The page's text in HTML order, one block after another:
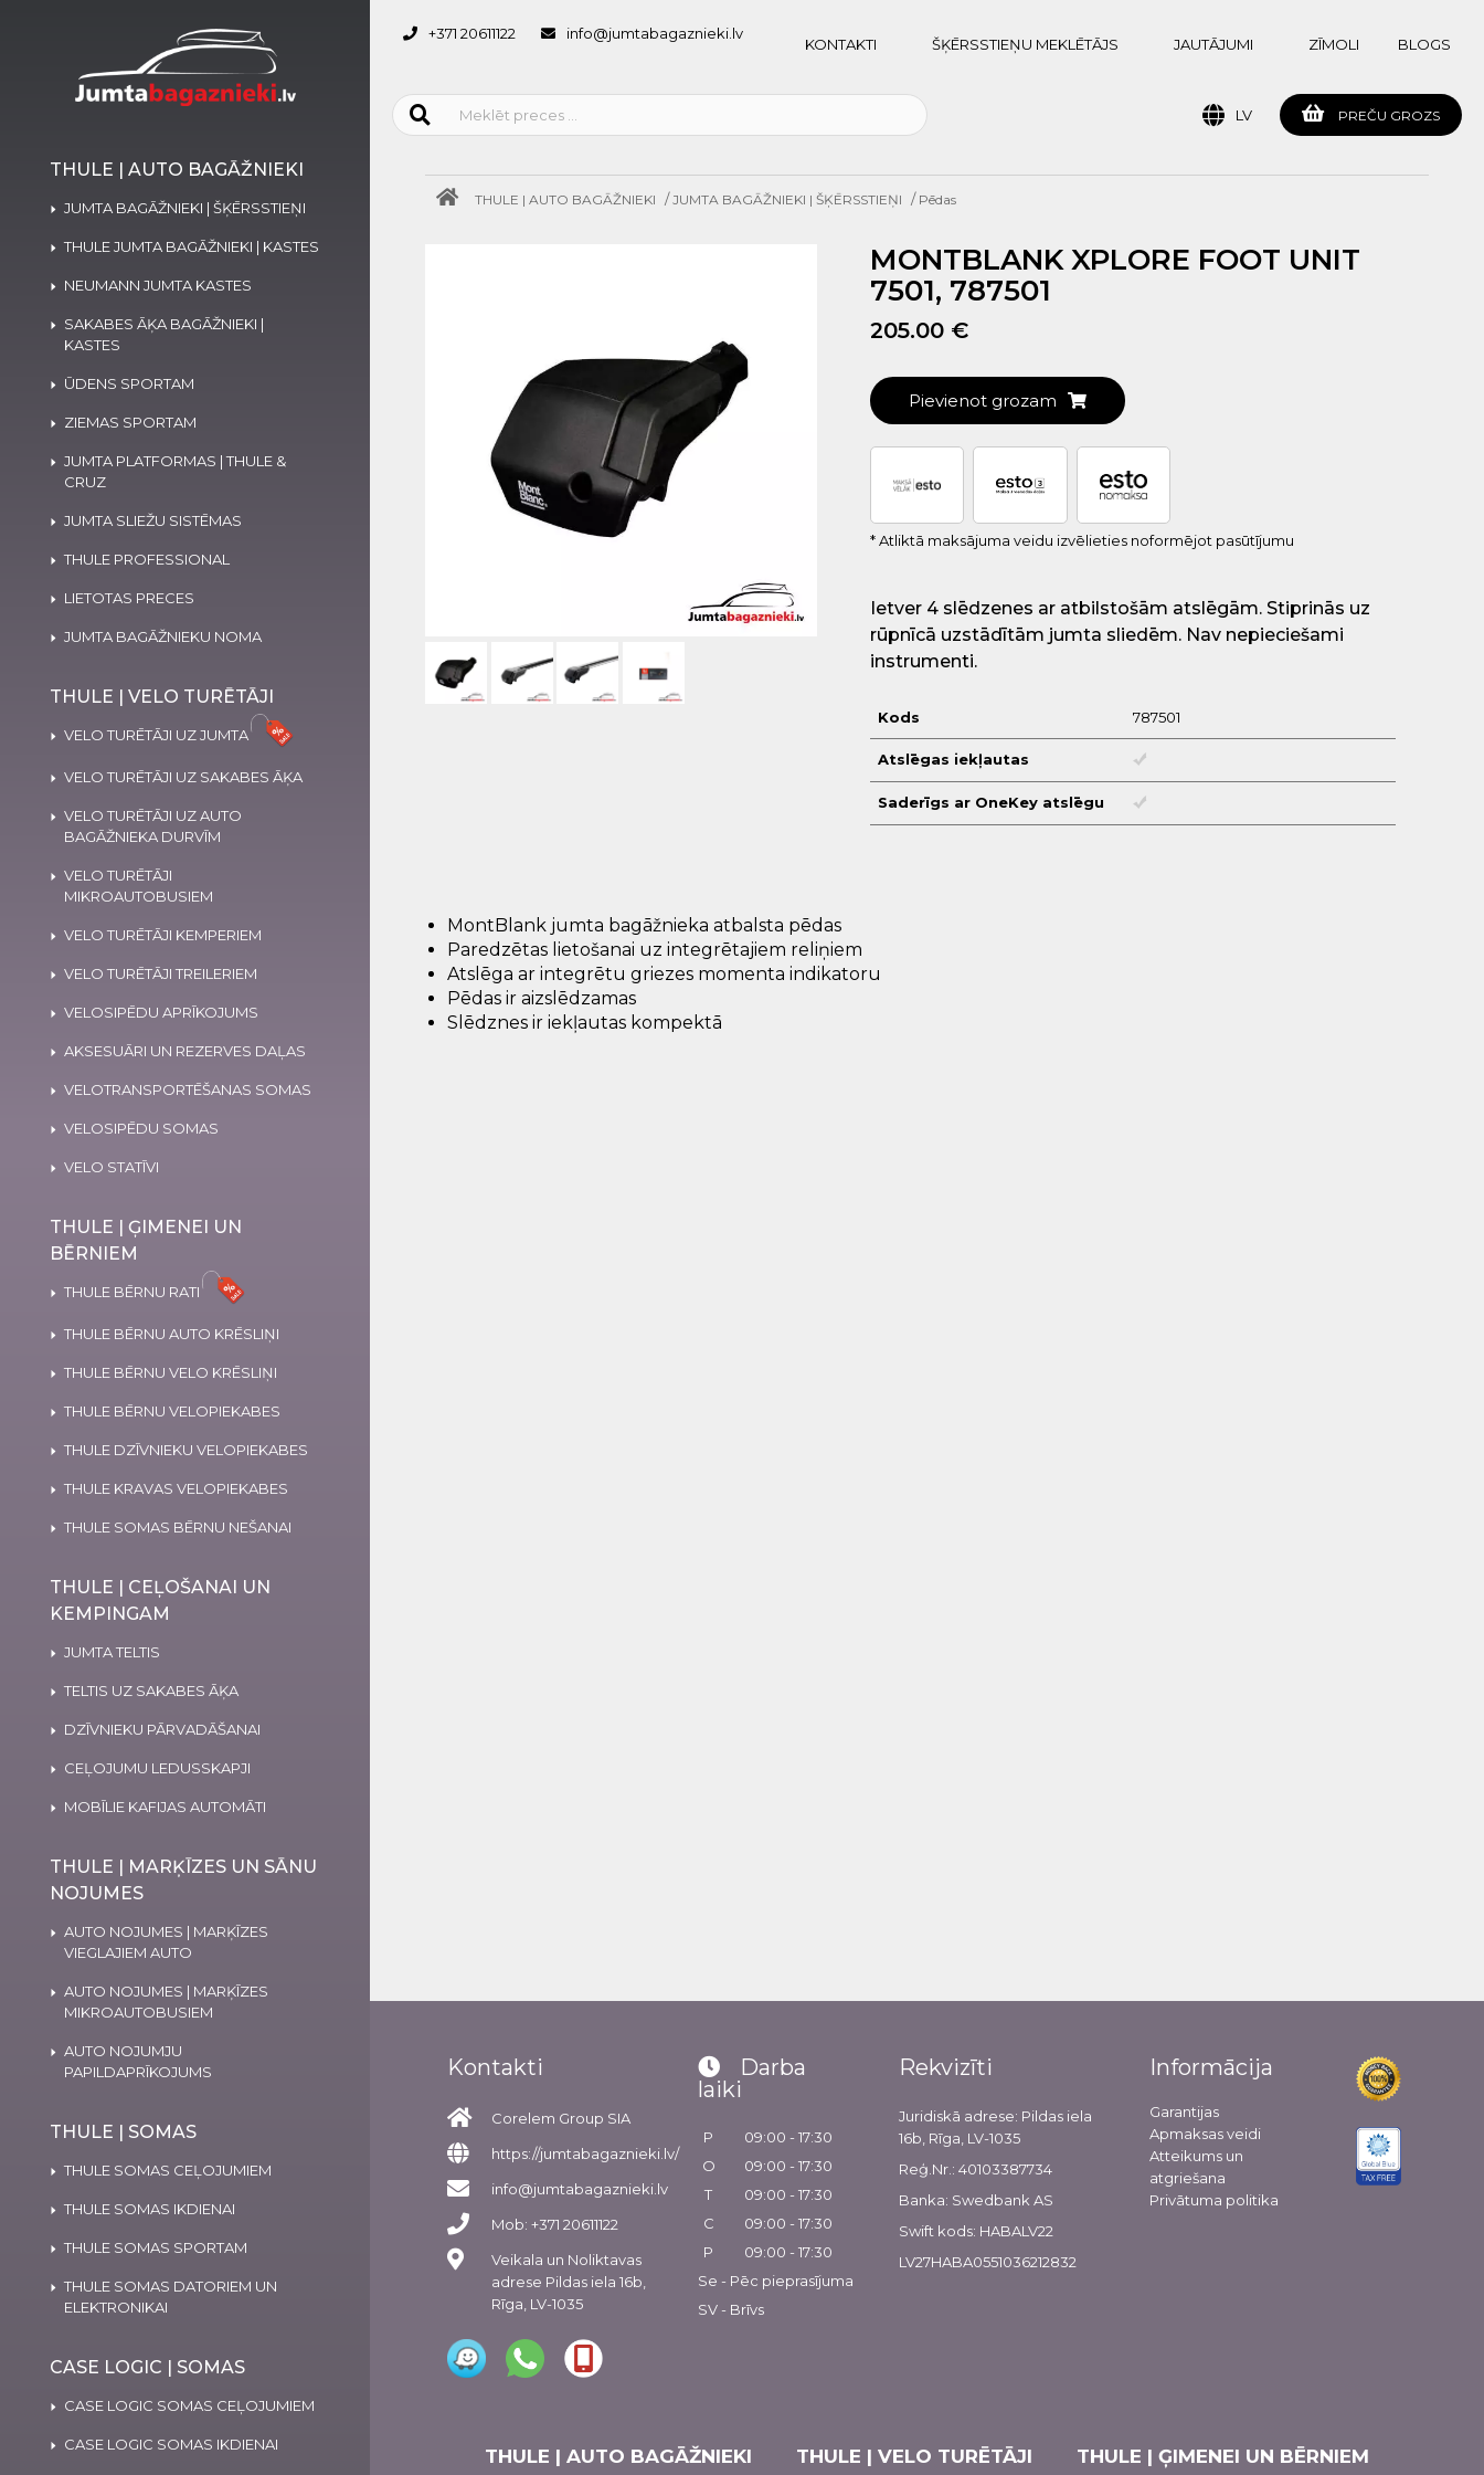
THULE | AUTO BAGĀŽNIEKI
JUMTA BAGĀŽNIEKI | ŠĶĒRSSTIEŅI
THULE JUMTA BAGĀŽNIEKI | KASTES
NEUMANN JUMTA KASTES
SAKABES ĀĶA BAGĀŽNIEKI |
KASTES
ŪDENS SPORTAM
ZIEMAS SPORTAM
JUMTA PLATFORMAS | THULE &
CRUZ
JUMTA SLIEŽU SISTĒMAS
THULE PROFESSIONAL
LIETOTAS PRECES
JUMTA BAGĀŽNIEKU NOMA
THULE | VELO TURĒTĀJI
VELO TURĒTĀJI UZ JUMTA
VELO TURĒTĀJI UZ SAKABES ĀĶA
VELO TURĒTĀJI UZ AUTO
BAGĀŽNIEKA DURVĪM
VELO TURĒTĀJI
MIKROAUTOBUSIEM
VELO TURĒTĀJI KEMPERIEM
VELO TURĒTĀJI TREILERIEM
VELOSIPĒDU APRĪKOJUMS
AKSESUĀRI UN REZERVES DAĻAS
VELOTRANSPORTĒŠANAS SOMAS
VELOSIPĒDU SOMAS
VELO STATĪVI
THULE | ĢIMENEI UN
BĒRNIEM
THULE BĒRNU RATI
THULE BĒRNU AUTO KRĒSLIŅI
THULE BĒRNU VELO KRĒSLIŅI
THULE BĒRNU VELOPIEKABES
THULE DZĪVNIEKU VELOPIEKABES
THULE KRAVAS VELOPIEKABES
THULE SOMAS BĒRNU NEŠANAI
THULE | CEĻOŠANAI UN
KEMPINGAM
JUMTA TELTIS
TELTIS UZ SAKABES ĀĶA
DZĪVNIEKU PĀRVADĀŠANAI
CEĻOJUMU LEDUSSKAPJI
MOBĪLIE KAFIJAS AUTOMĀTI
THULE | MARĶĪZES UN SĀNU
NOJUMES
AUTO NOJUMES | MARĶĪZES
VIEGLAJIEM AUTO
AUTO NOJUMES | MARĶĪZES
MIKROAUTOBUSIEM
AUTO NOJUMJU
PAPILDAPRĪKOJUMS
THULE | SOMAS
THULE SOMAS CEĻOJUMIEM
THULE SOMAS IKDIENAI
THULE SOMAS SPORTAM
THULE SOMAS DATORIEM UN
ELEKTRONIKAI
CASE LOGIC | SOMAS
CASE LOGIC SOMAS CEĻOJUMIEM
CASE LOGIC SOMAS IKDIENAI
+371 20611122 info@jumtabagaznieki.lv
KONTAKTI ŠĶĒRSSTIEŅU MEKLĒTĀJS JAUTĀJUMI ZĪMOLI BLOGS
PREČU GROZS
LV
THULE | AUTO BAGĀŽNIEKI /JUMTA BAGĀŽNIEKI | ŠĶĒRSSTIEŅI / Pēdas
MONTBLANK XPLORE FOOT UNIT
7501, 787501
205.00 €
Pievienot grozam
* Atliktā maksājuma veidu izvēlieties noformējot pasūtījumu
Ietver 4 slēdzenes ar atbilstošām atslēgām. Stiprinās uz
rūpnīcā uzstādītām jumta sliedēm. Nav nepieciešami
instrumenti.
Kods 787501
Atslēgas iekļautas
Saderīgs ar OneKey atslēgu
MontBlank jumta bagāžnieka atbalsta pēdas
Paredzētas lietošanai uz integrētajiem reliņiem
Atslēga ar integrētu griezes momenta indikatoru
Pēdas ir aizslēdzamas
Slēdznes ir iekļautas kompektā
Kontakti
Corelem Group SIA
https://jumtabagaznieki.lv/
info@jumtabagaznieki.lv
Mob: +371 20611122
Veikala un Noliktavas
adrese Pildas iela 16b,
Rīga, LV-1035
Darba
laiki
P
09:00 - 17:30
O
09:00 - 17:30
T
09:00 - 17:30
C
09:00 - 17:30
P
09:00 - 17:30
Se - Pēc pieprasījuma
SV - Brīvs
Rekvizīti
Juridiskā adrese: Pildas iela
16b, Rīga, LV-1035
Reģ.Nr.: 40103387734
Banka: Swedbank AS
Swift kods: HABALV22
LV27HABA0551036212832
Informācija
Garantijas
Apmaksas veidi
Atteikums un
atgriešana
Privātuma politika
THULE | AUTO BAGĀŽNIEKI THULE | VELO TURĒTĀJI THULE | ĢIMENEI UN BĒRNIEM